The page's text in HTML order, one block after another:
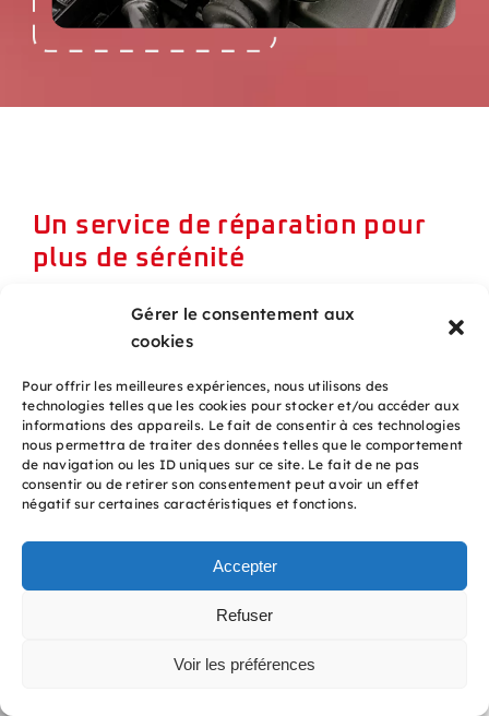
Gérer le consentement aux
cookies
Pour offrir les meilleures expériences, nous utilisons des
technologies telles que les cookies pour stocker et/ou accéder aux
informations des appareils. Le fait de consentir à ces technologies
nous permettra de traiter des données telles que le comportement
de navigation ou les ID uniques sur ce site. Le fait de ne pas
consentir ou de retirer son consentement peut avoir un effet
négatif sur certaines caractéristiques et fonctions.
Accepter
Refuser
Voir les préférences
Un service de réparation pour
plus de sérénité
Nous intervenons pour la réparation des
pannes mécaniques et électroniques afin
d’assurer une conduite en toute sécurité.
Parce qu’un véhicule en bon état limite les
risques d’accident, nous procédons aux
corrections nécessaires après un
diagnostic préalable. Cela inclut
notamment le décalaminage ou le service
climatisation selon le problème identifié.
Évidemment, nous utilisons des
fonctionnement optimal après chaque